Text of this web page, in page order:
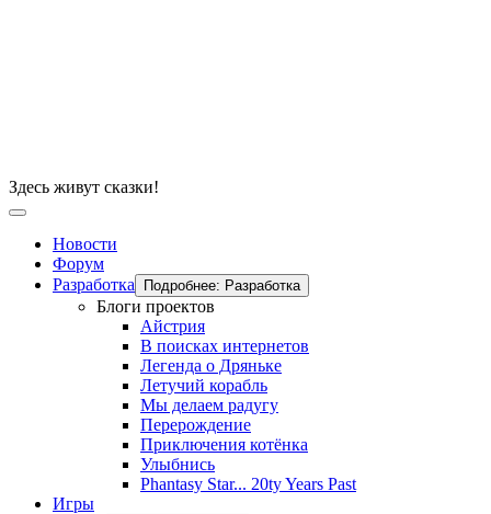
Здесь живут сказки!
Новости
Форум
Разработка
Подробнее: Разработка
Блоги проектов
Айстрия
В поисках интернетов
Легенда о Дряньке
Летучий корабль
Мы делаем радугу
Перерождение
Приключения котёнка
Улыбнись
Phantasy Star... 20ty Years Past
Игры